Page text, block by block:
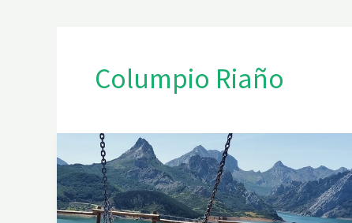
Columpio Riaño